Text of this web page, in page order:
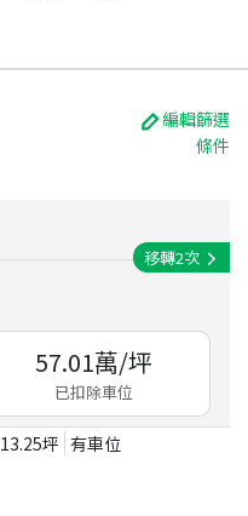
編輯篩選
條件
移轉2次
57.01萬/坪
已扣除車位
13.25坪 有車位